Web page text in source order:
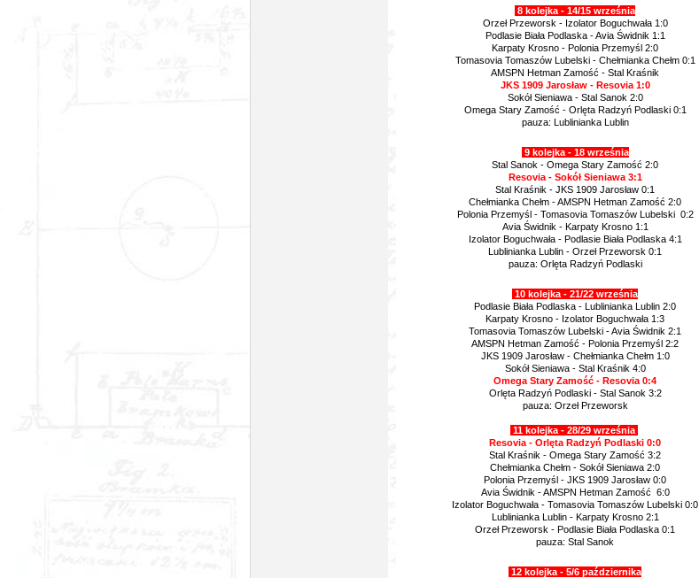
8 kolejka - 14/15 września
Orzeł Przeworsk - Izolator Boguchwała 1:0
Podlasie Biała Podlaska - Avia Świdnik 1:1
Karpaty Krosno - Polonia Przemyśl 2:0
Tomasovia Tomaszów Lubelski - Chełmianka Chełm 0:1
AMSPN Hetman Zamość - Stal Kraśnik
JKS 1909 Jarosław - Resovia 1:0
Sokół Sieniawa - Stal Sanok 2:0
Omega Stary Zamość - Orlęta Radzyń Podlaski 0:1
pauza: Lublinianka Lublin
9 kolejka - 18 września
Stal Sanok - Omega Stary Zamość 2:0
Resovia - Sokół Sieniawa 3:1
Stal Kraśnik - JKS 1909 Jarosław 0:1
Chełmianka Chełm - AMSPN Hetman Zamość 2:0
Polonia Przemyśl - Tomasovia Tomaszów Lubelski 0:2
Avia Świdnik - Karpaty Krosno 1:1
Izolator Boguchwała - Podlasie Biała Podlaska 4:1
Lublinianka Lublin - Orzeł Przeworsk 0:1
pauza: Orlęta Radzyń Podlaski
10 kolejka - 21/22 września
Podlasie Biała Podlaska - Lublinianka Lublin 2:0
Karpaty Krosno - Izolator Boguchwała 1:3
Tomasovia Tomaszów Lubelski - Avia Świdnik 2:1
AMSPN Hetman Zamość - Polonia Przemyśl 2:2
JKS 1909 Jarosław - Chełmianka Chełm 1:0
Sokół Sieniawa - Stal Kraśnik 4:0
Omega Stary Zamość - Resovia 0:4
Orlęta Radzyń Podlaski - Stal Sanok 3:2
pauza: Orzeł Przeworsk
11 kolejka - 28/29 września
Resovia - Orlęta Radzyń Podlaski 0:0
Stal Kraśnik - Omega Stary Zamość 3:2
Chełmianka Chełm - Sokół Sieniawa 2:0
Polonia Przemyśl - JKS 1909 Jarosław 0:0
Avia Świdnik - AMSPN Hetman Zamość 6:0
Izolator Boguchwała - Tomasovia Tomaszów Lubelski 0:0
Lublinianka Lublin - Karpaty Krosno 2:1
Orzeł Przeworsk - Podlasie Biała Podlaska 0:1
pauza: Stal Sanok
12 kolejka - 5/6 października